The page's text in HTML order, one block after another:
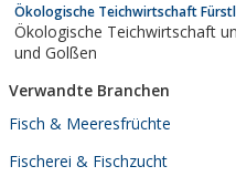
Ökologische Teichwirtschaft
Ökologische Teichwirtschaft
und Golßen
Verwandte Branchen
Fisch & Meeresfrüchte
Fischerei & Fischzucht